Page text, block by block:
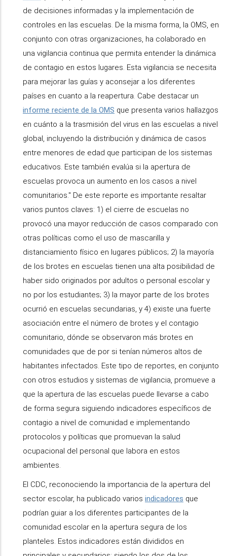
de decisiones informadas y la implementación de
controles en las escuelas. De la misma forma, la OMS, en
conjunto con otras organizaciones, ha colaborado en
una vigilancia continua que permita entender la dinámica
de contagio en estos lugares. Esta vigilancia se necesita
para mejorar las guías y aconsejar a los diferentes
países en cuanto a la reapertura. Cabe destacar un
informe reciente de la OMS que presenta varios hallazgos
en cuánto a la trasmisión del virus en las escuelas a nivel
global, incluyendo la distribución y dinámica de casos
entre menores de edad que participan de los sistemas
educativos. Este también evalúa si la apertura de
escuelas provoca un aumento en los casos a nivel
comunitarios." De este reporte es importante resaltar
varios puntos claves: 1) el cierre de escuelas no
provocó una mayor reducción de casos comparado con
otras políticas como el uso de mascarilla y
distanciamiento físico en lugares públicos; 2) la mayoría
de los brotes en escuelas tienen una alta posibilidad de
haber sido originados por adultos o personal escolar y
no por los estudiantes; 3) la mayor parte de los brotes
ocurrió en escuelas secundarias, y 4) existe una fuerte
asociación entre el número de brotes y el contagio
comunitario, dónde se observaron más brotes en
comunidades que de por si tenían números altos de
habitantes infectados. Este tipo de reportes, en conjunto
con otros estudios y sistemas de vigilancia, promueve a
que la apertura de las escuelas puede llevarse a cabo
de forma segura siguiendo indicadores específicos de
contagio a nivel de comunidad e implementando
protocolos y políticas que promuevan la salud
ocupacional del personal que labora en estos
ambientes.
El CDC, reconociendo la importancia de la apertura del
sector escolar, ha publicado varios indicadores que
podrían guiar a los diferentes participantes de la
comunidad escolar en la apertura segura de los
planteles. Estos indicadores están divididos en